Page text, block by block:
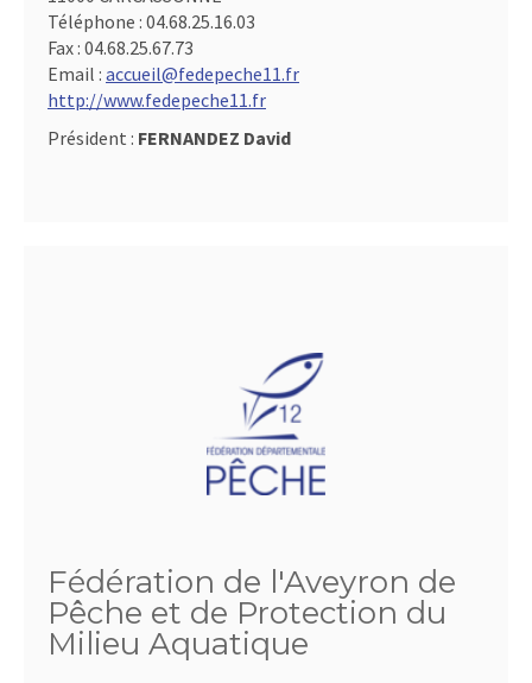
Téléphone : 04.68.25.16.03
Fax : 04.68.25.67.73
Email : accueil@fedepeche11.fr
http://www.fedepeche11.fr
Président : FERNANDEZ David
Fédération de l'Aveyron de
Pêche et de Protection du
Milieu Aquatique